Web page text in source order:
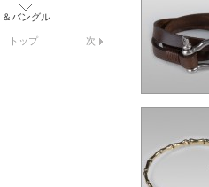
バングル
トップ 次